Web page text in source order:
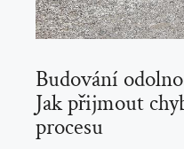
Budování
Jak přijmout
procesu